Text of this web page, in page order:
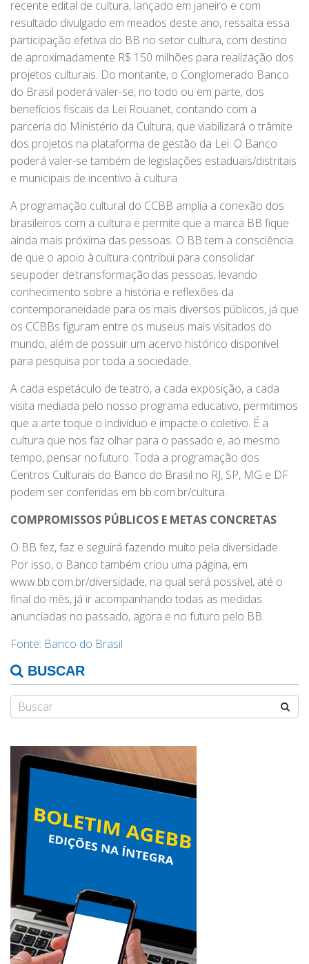
recente edital de cultura, lançado em janeiro e com
resultado divulgado em meados deste ano, ressalta essa
participação efetiva do BB no setor cultura, com destino
de aproximadamente R$ 150 milhões para realização dos
projetos culturais. Do montante, o Conglomerado Banco
do Brasil poderá valer-se, no todo ou em parte, dos
benefícios fiscais da Lei Rouanet, contando com a
parceria do Ministério da Cultura, que viabilizará o trâmite
dos projetos na plataforma de gestão da Lei. O Banco
poderá valer-se também de legislações estaduais/distritais
e municipais de incentivo à cultura.
A programação cultural do CCBB amplia a conexão dos
brasileiros com a cultura e permite que a marca BB fique
ainda mais próxima das pessoas. O BB tem a consciência
de que o apoio à cultura contribui para consolidar
seu poder de transformação das pessoas, levando
conhecimento sobre a história e reflexões da
contemporaneidade para os mais diversos públicos, já que
os CCBBs figuram entre os museus mais visitados do
mundo, além de possuir um acervo histórico disponível
para pesquisa por toda a sociedade.
A cada espetáculo de teatro, a cada exposição, a cada
visita mediada pelo nosso programa educativo, permitimos
que a arte toque o indivíduo e impacte o coletivo. É a
cultura que nos faz olhar para o passado e, ao mesmo
tempo, pensar no futuro. Toda a programação dos
Centros Culturais do Banco do Brasil no RJ, SP, MG e DF
podem ser conferidas em bb.com.br/cultura.
COMPROMISSOS PÚBLICOS E METAS CONCRETAS
O BB fez, faz e seguirá fazendo muito pela diversidade.
Por isso, o Banco também criou uma página, em
www.bb.com.br/diversidade, na qual será possível, até o
final do mês, já ir acompanhando todas as medidas
anunciadas no passado, agora e no futuro pelo BB.
Fonte: Banco do Brasil
BUSCAR